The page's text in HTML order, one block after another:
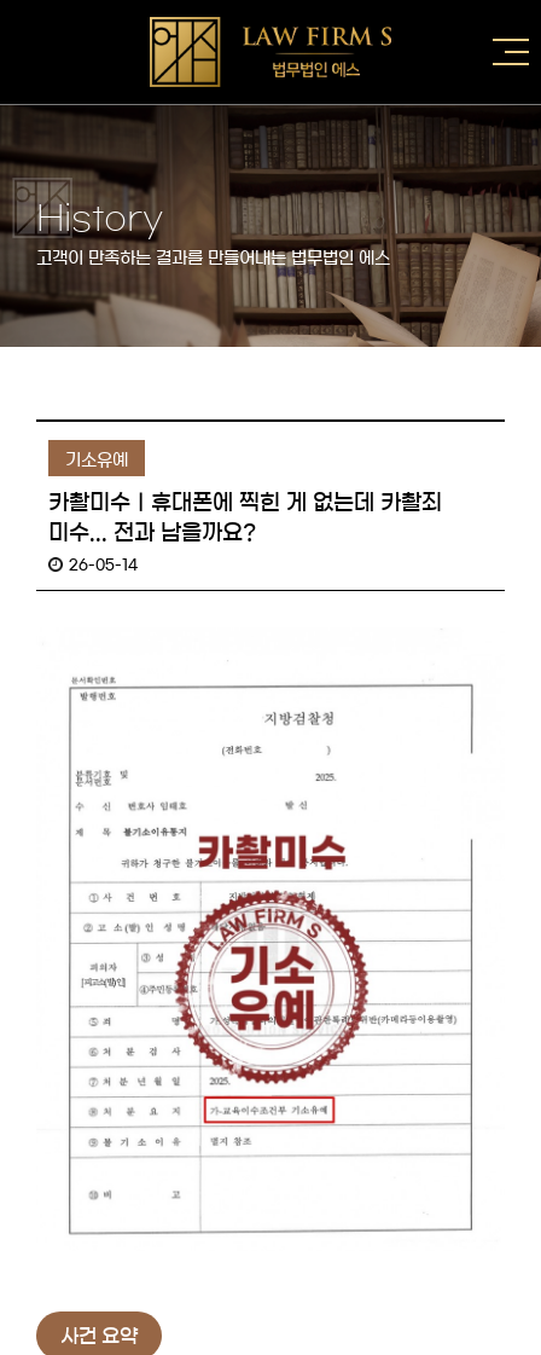
History
고객이 만족하는 결과를 만들어내는 법무법인 에스
기소유예
카촬미수ㅣ휴대폰에 찍힌 게 없는데 카촬죄
미수... 전과 남을까요?
26-05-14
사건 요약